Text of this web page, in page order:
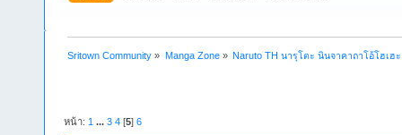
Sritown Community » Manga Zone» Naruto TH นารุโตะ นินจาคาถาโอ้โฮเฮ
หน้า: 1 ...3 4 [5]6